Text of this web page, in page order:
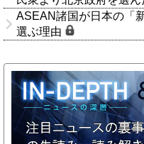
ASEAN諸国が日本の「
選ぶ理由